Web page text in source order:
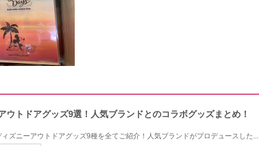
ウトドアグッズ9選！人気ブランドとのコラボグッズまとめ！
ズニーアウトドアグッズ9種を全てご紹介！人気ブランドがプロデュースした...